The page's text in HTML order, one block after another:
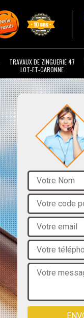
TRAVAUX DE ZINGUERIE 47
LOT-ET-GARONNE